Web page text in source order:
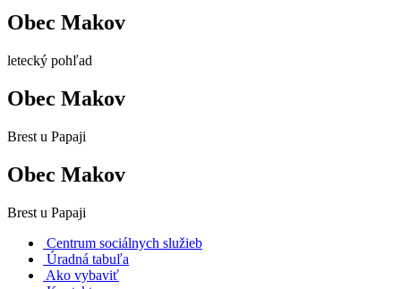
Obec Makov
letecký pohľad
Obec Makov
Brest u Papaji
Obec Makov
Brest u Papaji
Centrum sociálnych služieb
Úradná tabuľa
Ako vybaviť